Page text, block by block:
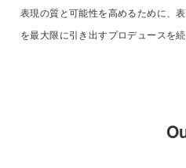
表現の質と可能性を高めるために、
を最大限に引き出すプロデュースを続